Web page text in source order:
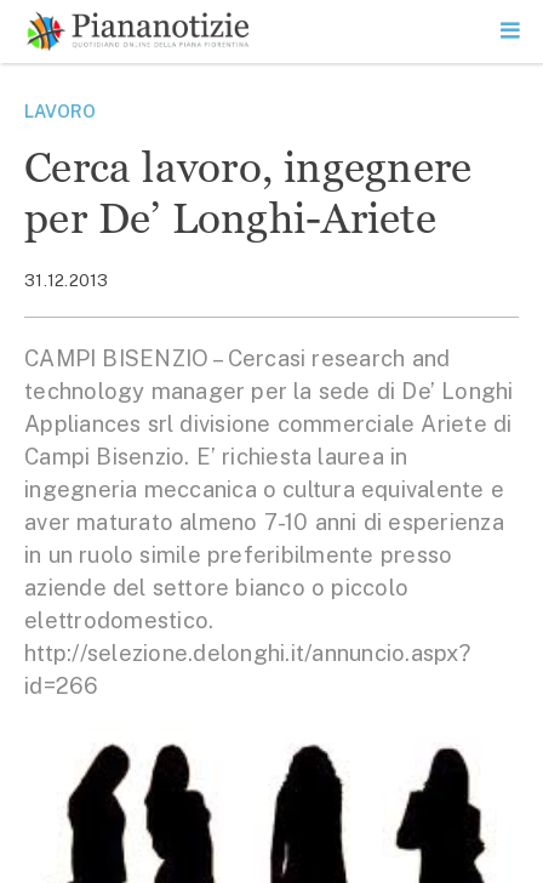
contenuto
SEARCH
LAVORO
Cerca lavoro, ingegnere
per De’ Longhi-Ariete
31.12.2013
CAMPI BISENZIO – Cercasi research and
technology manager per la sede di De’ Longhi
Appliances srl divisione commerciale Ariete di
Campi Bisenzio. E’ richiesta laurea in
ingegneria meccanica o cultura equivalente e
aver maturato almeno 7-10 anni di esperienza
in un ruolo simile preferibilmente presso
aziende del settore bianco o piccolo
elettrodomestico.
http://selezione.delonghi.it/annuncio.aspx?
id=266